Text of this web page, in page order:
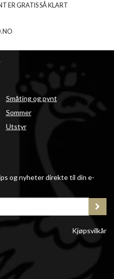
ER GRATIS SÅ KLART
Småting og pynt
Sommer
Utstyr
og nyheter direkte til din e-
Kjøpsvilkår